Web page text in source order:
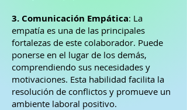
3. Comunicación Empática: La
empatía es una de las principales
fortalezas de este colaborador. Puede
ponerse en el lugar de los demás,
comprendiendo sus necesidades y
motivaciones. Esta habilidad facilita la
resolución de conflictos y promueve un
ambiente laboral positivo.